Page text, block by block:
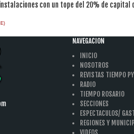
con un tope del 20% de capital
NAVEGACION
INICIO
NOSOTROS
REVISTAS TIEMPO
RADIO
TIEMPO ROSARIO
SECCIONES
ESPECTACULOS/
REGIONES Y